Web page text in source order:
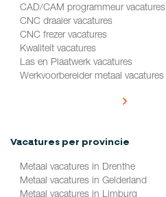
CAD/CAM programmeur vacatures
CNC draaier vacatures
CNC frezer vacatures
Kwaliteit vacatures
Las en Plaatwerk vacatures
Werkvoorbereider metaal vacatures
Vacatures per provincie
Metaal vacatures in Drenthe
Metaal vacatures in Gelderland
Metaal vacatures in Limburg